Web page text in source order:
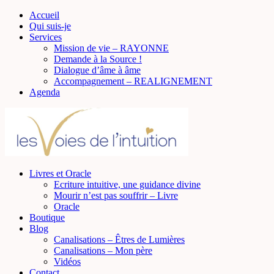
Accueil
Qui suis-je
Services
Mission de vie – RAYONNE
Demande à la Source !
Dialogue d’âme à âme
Accompagnement – REALIGNEMENT
Agenda
Livres et Oracle
Ecriture intuitive, une guidance divine
Mourir n’est pas souffrir – Livre
Oracle
Boutique
Blog
Canalisations – Êtres de Lumières
Canalisations – Mon père
Vidéos